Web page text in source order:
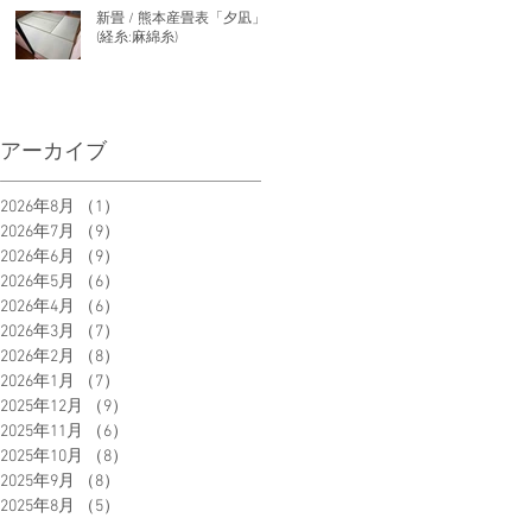
新畳 / 熊本産畳表「夕凪」
(経糸:麻綿糸)
アーカイブ
2026年8月 （1）
2026年7月
（9）
2026年6月
（9）
2026年5月
（6）
2026年4月
（6）
2026年3月
（7）
2026年2月
（8）
2026年1月
（7）
2025年12月
（9）
2025年11月
（6）
2025年10月
（8）
2025年9月
（8）
2025年8月
（5）